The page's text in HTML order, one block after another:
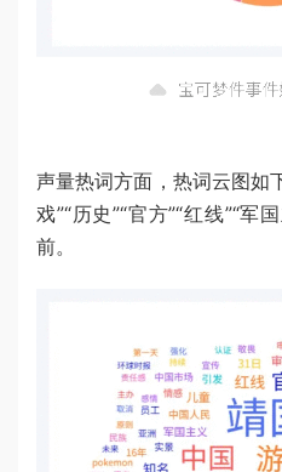
声量热词方面，热词云图如
戏”“历史”“官方”“红线”“军
前。